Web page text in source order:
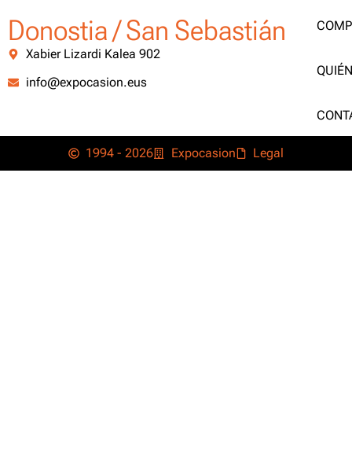
Donostia / San Sebastián
Xabier Lizardi Kalea 902
info@expocasion.eus
1994 - 2026 Expocasion Legal